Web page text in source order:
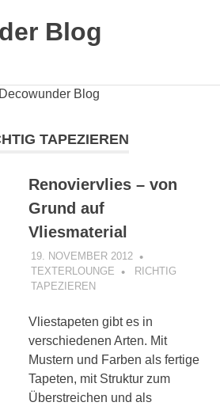
Blog
TAPEZIEREN
Renoviervlies – von
Grund auf
Vliesmaterial
19. NOVEMBER 2012
TEXTERLOUNGE
RICHTIG
TAPEZIEREN
Vliestapeten gibt es in
verschiedenen Arten. Mit
Mustern und Farben als fertige
Tapeten, mit Struktur zum
Überstreichen und als